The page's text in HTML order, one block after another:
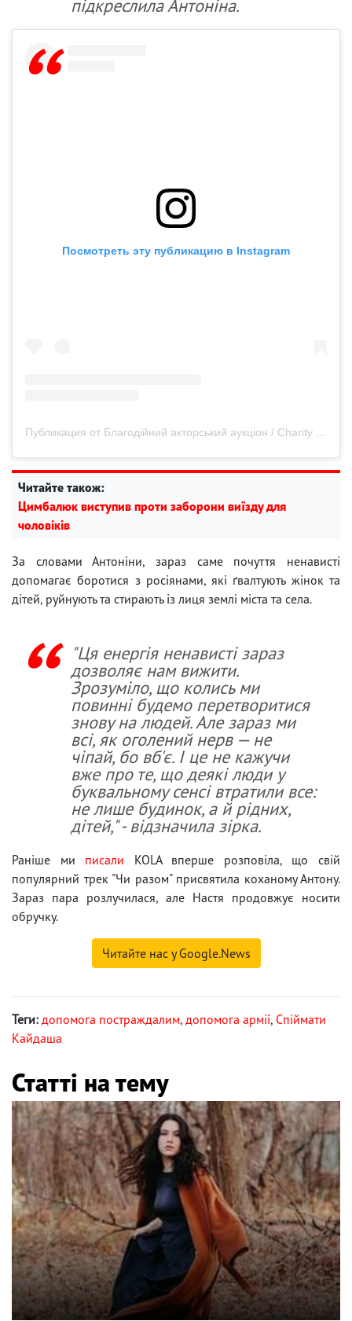
підкреслила Антоніна.
Посмотреть эту публикацию в Instagram
Публикация от Благодійний акторський аукціон / Charity acting auction 🇺🇦 (@act_lots)
Читайте також:
Цимбалюк виступив проти заборони виїзду для
чоловіків
За словами Антоніни, зараз саме почуття ненависті
допомагає боротися з росіянами, які ґвалтують жінок та
дітей, руйнують та стирають із лиця землі міста та села.
"Ця енергія ненависті зараз
дозволяє нам вижити.
Зрозуміло, що колись ми
повинні будемо перетворитися
знову на людей. Але зараз ми
всі, як оголений нерв — не
чіпай, бо вб'є. І це не кажучи
вже про те, що деякі люди у
буквальному сенсі втратили все:
не лише будинок, а й рідних,
дітей," - відзначила зірка.
Раніше ми писали KOLA вперше розповіла, що свій
популярний трек "Чи разом" присвятила коханому Антону.
Зараз пара розлучилася, але Настя продовжує носити
обручку.
Читайте нас у Google.News
Теги: допомога постраждалим, допомога армії, Спіймати
Кайдаша
Статті на тему